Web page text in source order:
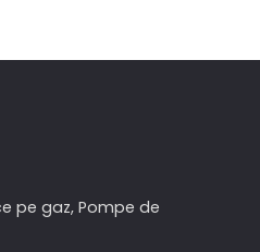
pe gaz, Pompe de